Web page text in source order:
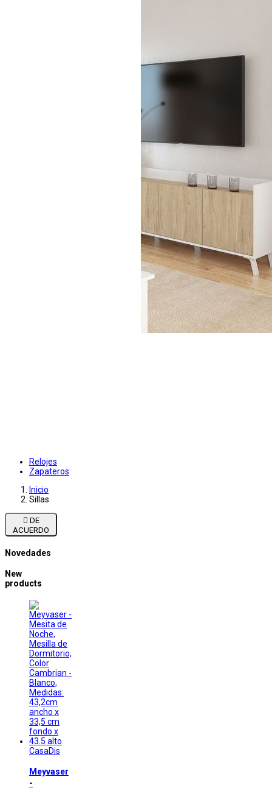
Relojes
Zapateros
Inicio
Sillas

ACUERDO
Novedades
New
products
CasaDis
Meyvaser
-